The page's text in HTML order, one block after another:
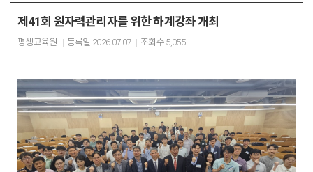
캐릭터 이벤트
제41회 원자력관리자를 위한 하계강좌 개최
평생교육원 등록일 2026.07.07 조회수 5,055